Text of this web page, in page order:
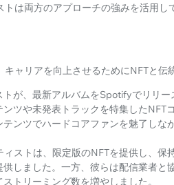
は両方のアプローチの強みを活用
キャリアを向上させるためにNFTと
トが、最新アルバムをSpotifyでリリ
ツや未発表トラックを特集したNFT
テンツでハードコアファンを魅了し
ィストは、限定版のNFTを提供し、
しました。一方、彼らは配信業者
トリーミング数を増やしました。